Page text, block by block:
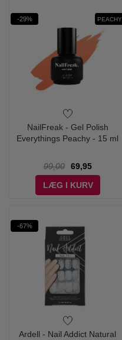
-29% PEACHY
NailFreak - Gel Polish
Everythings Peachy - 15 ml
99,00
69,95
LÆG I KURV
-67%
Ardell - Nail Addict Natural